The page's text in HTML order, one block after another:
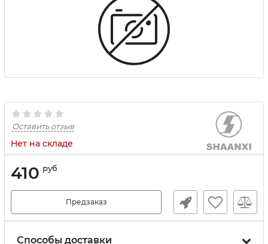
Оставить отзыв
Нет на складе
410 руб
Предзаказ
Способы доставки